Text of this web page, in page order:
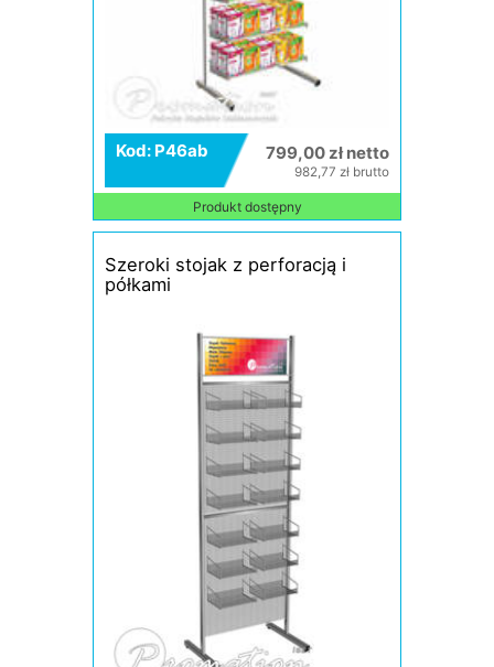
Kod: P46ab 799,00 zł netto
982,77 zł brutto
Produkt dostępny
Szeroki stojak z perforacją i
półkami